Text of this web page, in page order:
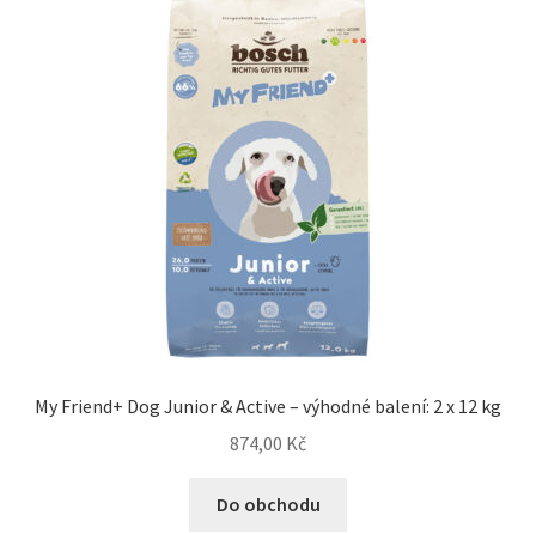
Přepravky pro psy
Purizon pro psy — Vysoký obsah masa, bez obilovin
Royal Canin pro psy
Veterinární dieta pro psy
My Friend+ Dog Junior & Active – výhodné balení: 2 x 12 kg
874,00 Kč
Do obchodu